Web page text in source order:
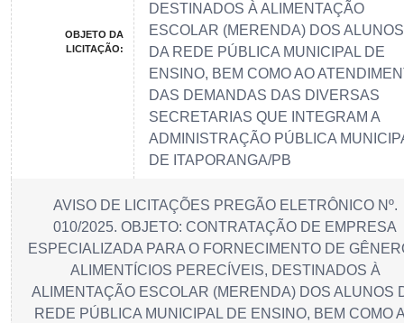
OBJETO DA
LICITAÇÃO:
DESTINADOS À ALIMENTAÇÃO
ESCOLAR (MERENDA) DOS ALUNOS
DA REDE PÚBLICA MUNICIPAL DE
ENSINO, BEM COMO AO
DAS DEMANDAS DAS DIVERSAS
SECRETARIAS QUE INTEGRAM A
ADMINISTRAÇÃO PÚBLICA
DE ITAPORANGA/PB
AVISO DE LICITAÇÕES PREGÃO ELETRÔNICO Nº.
010/2025. OBJETO: CONTRATAÇÃO DE EMPRESA
ESPECIALIZADA PARA O FORNECIMENTO DE
ALIMENTÍCIOS PERECÍVEIS, DESTINADOS À
ALIMENTAÇÃO ESCOLAR (MERENDA) DOS ALUNOS
REDE PÚBLICA MUNICIPAL DE ENSINO, BEM COMO